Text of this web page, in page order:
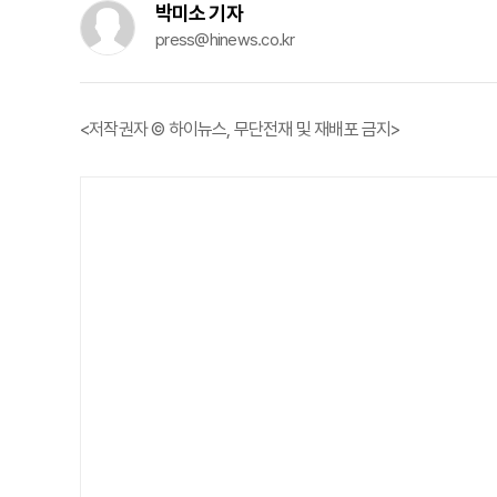
박미소 기자
press@hinews.co.kr
<저작권자 © 하이뉴스, 무단전재 및 재배포 금지>